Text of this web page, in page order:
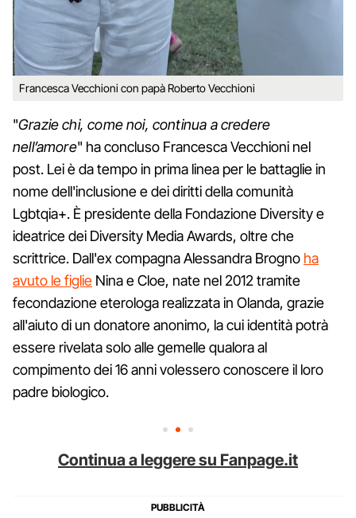
Francesca Vecchioni con papà Roberto Vecchioni
"Grazie chi, come noi, continua a credere
nell’amore" ha concluso Francesca Vecchioni nel
post. Lei è da tempo in prima linea per le battaglie in
nome dell'inclusione e dei diritti della comunità
Lgbtqia+. È presidente della Fondazione Diversity e
ideatrice dei Diversity Media Awards, oltre che
scrittrice. Dall'ex compagna Alessandra Brogno ha
avuto le figlie Nina e Cloe, nate nel 2012 tramite
fecondazione eterologa realizzata in Olanda, grazie
all'aiuto di un donatore anonimo, la cui identità potrà
essere rivelata solo alle gemelle qualora al
compimento dei 16 anni volessero conoscere il loro
padre biologico.
Continua a leggere su Fanpage.it